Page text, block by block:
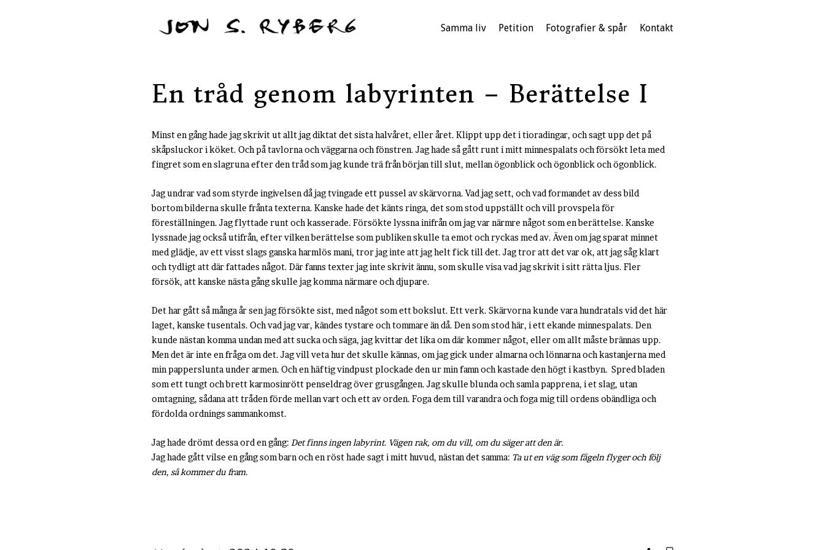
Samma liv Petition Fotografier & spår Kontakt
En tråd genom labyrinten – Berättelse I
Minst en gång hade jag skrivit ut allt jag diktat det sista halvåret, eller året. Klippt upp det i tioradingar, och sagt upp det på
skåpsluckor i köket. Och på tavlorna och väggarna och fönstren. Jag hade så gått runt i mitt minnespalats och försökt leta med
fingret som en slagruna efter den tråd som jag kunde trä från början till slut, mellan ögonblick och ögonblick och ögonblick.
Jag undrar vad som styrde ingivelsen då jag tvingade ett pussel av skärvorna. Vad jag sett, och vad formandet av dess bild
bortom bilderna skulle frånta texterna. Kanske hade det känts ringa, det som stod uppställt och vill provspela för
föreställningen. Jag flyttade runt och kasserade. Försökte lyssna inifrån om jag var närmre något som en berättelse. Kanske
lyssnade jag också utifrån, efter vilken berättelse som publiken skulle ta emot och ryckas med av. Även om jag sparat minnet
med glädje, av ett visst slags ganska harmlös mani, tror jag inte att jag helt fick till det. Jag tror att det var ok, att jag såg klart
och tydligt att där fattades något. Där fanns texter jag inte skrivit ännu, som skulle visa vad jag skrivit i sitt rätta ljus. Fler
försök, att kanske nästa gång skulle jag komma närmare och djupare.
Det har gått så många år sen jag försökte sist, med något som ett bokslut. Ett verk. Skärvorna kunde vara hundratals vid det här
laget, kanske tusentals. Och vad jag var, kändes tystare och tommare än då. Den som stod här, i ett ekande minnespalats. Den
kunde nästan komma undan med att sucka och säga, jag kvittar det lika om där kommer något, eller om allt måste brännas upp.
Men det är inte en fråga om det. Jag vill veta hur det skulle kännas, om jag gick under almarna och lönnarna och kastanjerna med
min papperslunta under armen. Och en häftig vindpust plockade den ur min famn och kastade den högt i kastbyn. Spred bladen
som ett tungt och brett karmosinrött penseldrag över grusgången. Jag skulle blunda och samla papprena, i et slag, utan
omtagning, sådana att tråden förde mellan vart och ett av orden. Foga dem till varandra och foga mig till ordens obändliga och
fördolda ordnings sammankomst.
Jag hade drömt dessa ord en gång: Det finns ingen labyrint. Vägen rak, om du vill, om du säger att den är.
Jag hade gått vilse en gång som barn och en röst hade sagt i mitt huvud, nästan det samma: Ta ut en väg som fågeln flyger och följ
den, så kommer du fram.